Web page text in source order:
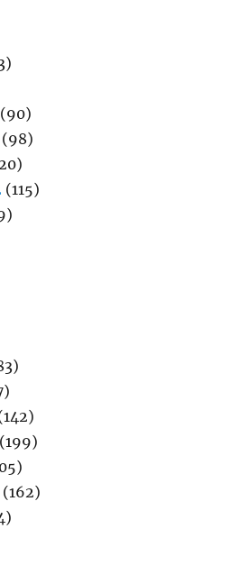
(90)
(98)
(115)
(199)
(162)